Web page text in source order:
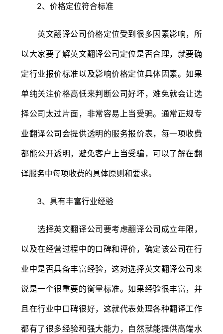
2、价格定位符合标准
英文翻译公司价格定位受到很多因素影响，所
以大家要了解英文翻译公司定位是否合理，就要确
定行业报价标准以及影响价格定位具体因素。如果
单纯关注价格高低来判断公司好坏，难免就会让选
择公司太过片面，非常容易上当受骗。通常正规专
业翻译公司会提供透明的服务报价表，每一项收费
都能公开透明，避免客户上当受骗，可以了解在翻
译服务中每项收费的具体原则和要求。
3、具有丰富行业经验
选择英文翻译公司要考虑翻译公司成立年限，
以及在经营过程中的口碑和评价，确定该公司在行
业中是否具备丰富经验，这对选择英文翻译公司来
说是一个很重要的衡量标准。如果经验很丰富，并
且在行业中口碑很好，这就代表处理各种翻译工作
都有了很多经验和强大能力，自然就能提供高端水